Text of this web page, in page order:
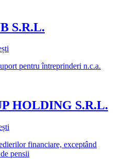
S.R.L.
pentru întreprinderi n.c.a.
HOLDING S.R.L.
financiare, exceptând
pensii